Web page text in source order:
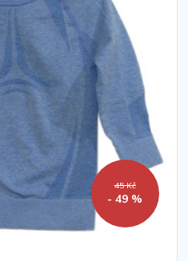
45 Kč
- 49 %